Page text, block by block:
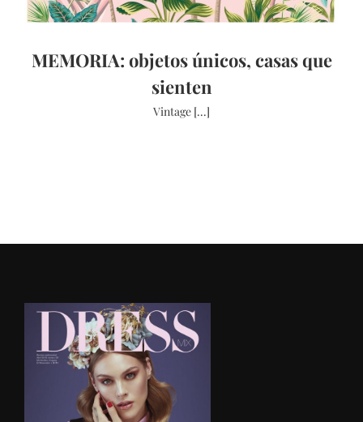
MEMORIA: objetos únicos, casas que
sienten
Vintage [...]